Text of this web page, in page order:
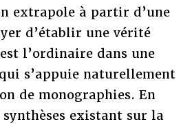
extrapole à partir d’une
d’établir une vérité
l’ordinaire dans une
s’appuie naturellement
de monographies. En
synthèses existant sur la